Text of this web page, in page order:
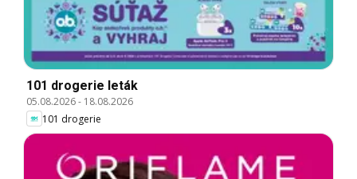
101 drogerie leták
05.08.2026- 18.08.2026
101 drogerie